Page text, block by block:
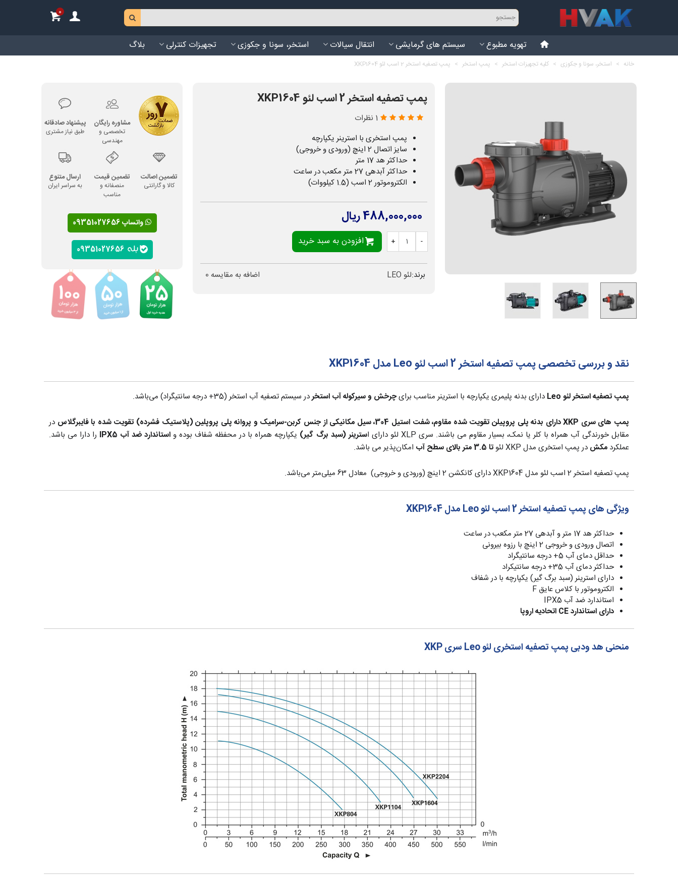
0
تهویه مطبوع سیستم های گرمایشی انتقال سیالات استخر، سونا و جکوزی تجهیزات کنترلی بلاگ
خانه > استخر، سونا و جکوزی > کلیه تجهیزات استخر > پمپ استخر > پمپ تصفیه استخر 2 اسب لئو XKP1604
پمپ تصفیه استخر 2 اسب لئو XKP1604
1 نظرات
پمپ استخری با استرینر یکپارچه
سایز اتصال 2 اینچ (ورودی و خروجی)
حداکثر هد 17 متر
حداکثر آبدهی 27 متر مکعب در ساعت
الکتروموتور 2 اسب (1.5 کیلووات)
488,000,000 ریال
-
+ افزودن به سبد خرید
برند:لئو LEO اضافه به مقایسه 0
مشاوره رایگان
تخصصی و
مهندسی
پیشنهاد صادقانه
طبق نیاز مشتری
تضمین اصالت
کالا و گارانتی
تضمین قیمت
منصفانه و
مناسب
ارسال متنوع
به سراسر ایران
واتساپ 09351027656
نقد و بررسی تخصصی پمپ تصفیه استخر 2 اسب لئو Leo مدل XKP1604
پمپ تصفیه استخر لئو Leo دارای بدنه پلیمری یکپارچه با استرینر مناسب برایچرخش و سیرکوله آب استخردر سیستم تصفیه آب استخر (35+ درجه سانتیگراد) می‌باشد.
پمپ های سری XKP دارای بدنه پلی پروپیلن تقویت شده مقاوم، شفت استیل 304، سیل مکانیکی از جنس کربن-سرامیک و پروانه پلی پروپلین (پلاستیک فشرده) تقویت شده با فایبرگلاس در
مقابل خورندگی آب همراه با کلر یا نمک، بسیار مقاوم می باشند. سری XLP لئو دارای ا
سترینر (سبد برگ گیر) یکپارچه همراه با در محفظه شفاف بوده و استاندارد ضد آب IPX5
را دارا می باشد.
عملکرد مکش در پمپ استخری مدل XKP لئو تا 3.5 متر بالای سطح آب امکان‌پذیر می باشد.
پمپ تصفیه استخر 2 اسب لئو مدل XKP1604 دارای کانکشن 2 اینچ (ورودی و خروجی) معادل 63 میلی‌متر می‌باشد.
ویژگی های پمپ تصفیه استخر 2 اسب لئو Leo مدل XKP1604
حداکثر هد 17 متر و آبدهی 27 متر مکعب در ساعت
اتصال ورودی و خروجی 2 اینچ با رزوه بیرونی
حداقل دمای آب 5+ درجه سانتیگراد
حداکثر دمای آب 35+ درجه سانتیکراد
دارای استرینر (سبد برگ گیر) یکپارچه با در شفاف
الکتروموتور با کلاس عایق F
استاندارد ضد آب IPX5
دارای استاندارد CE اتحادیه اروپا
منحنی هد ودبی پمپ تصفیه استخری لئو Leo سری XKP